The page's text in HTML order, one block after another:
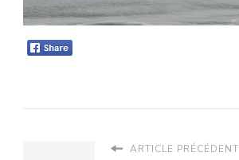
ARTICLE PRÉCÉDENT